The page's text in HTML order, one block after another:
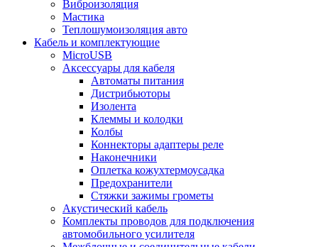
Виброизоляция
Мастика
Теплошумоизоляция авто
Кабель и комплектующие
MicroUSB
Аксессуары для кабеля
Автоматы питания
Дистрибьюторы
Изолента
Клеммы и колодки
Колбы
Коннекторы адаптеры реле
Наконечники
Оплетка кожухтермоусадка
Предохранители
Стяжки зажимы грометы
Акустический кабель
Комплекты проводов для подключения
автомобильного усилителя